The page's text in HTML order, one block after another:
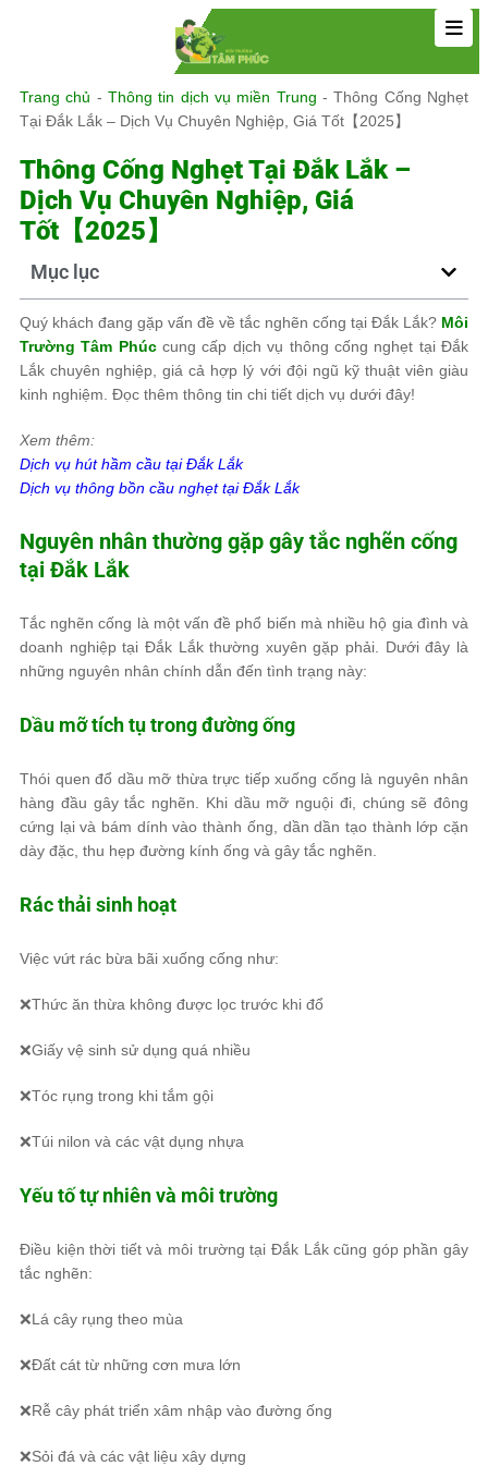
Trang chủ -Thông tin dịch vụ miền Trung -Thông Cống Nghẹt
Tại Đắk Lắk – Dịch Vụ Chuyên Nghiệp, Giá Tốt【2025】
Thông Cống Nghẹt Tại Đắk Lắk –
Dịch Vụ Chuyên Nghiệp, Giá
Tốt【2025】
Mục lục
Quý khách đang gặp vấn đề về tắc nghẽn cống tại Đắk Lắk? Môi
Trường Tâm Phúccung cấp dịch vụ thông cống nghẹt tại Đắk
Lắk chuyên nghiệp, giá cả hợp lý với đội ngũ kỹ thuật viên giàu
kinh nghiệm. Đọc thêm thông tin chi tiết dịch vụ dưới đây!
Xem thêm:
Dịch vụ hút hầm cầu tạiĐắk Lắk
Dịch vụ thông bồn cầu nghẹt tạiĐắk Lắk
Nguyên nhân thường gặp gây tắc nghẽn cống
tại Đắk Lắk
Tắc nghẽn cống là một vấn đề phổ biến mà nhiều hộ gia đình và
doanh nghiệp tại Đắk Lắk thường xuyên gặp phải. Dưới đây là
những nguyên nhân chính dẫn đến tình trạng này:
Dầu mỡ tích tụ trong đường ống
Thói quen đổ dầu mỡ thừa trực tiếp xuống cống là nguyên nhân
hàng đầu gây tắc nghẽn. Khi dầu mỡ nguội đi, chúng sẽ đông
cứng lại và bám dính vào thành ống, dần dần tạo thành lớp cặn
dày đặc, thu hẹp đường kính ống và gây tắc nghẽn.
Rác thải sinh hoạt
Việc vứt rác bừa bãi xuống cống như:
❌Thức ăn thừa không được lọc trước khi đổ
❌Giấy vệ sinh sử dụng quá nhiều
❌Tóc rụng trong khi tắm gội
❌Túi nilon và các vật dụng nhựa
Yếu tố tự nhiên và môi trường
Điều kiện thời tiết và môi trường tại Đắk Lắk cũng góp phần gây
tắc nghẽn:
❌Lá cây rụng theo mùa
❌Đất cát từ những cơn mưa lớn
❌Rễ cây phát triển xâm nhập vào đường ống
❌Sỏi đá và các vật liệu xây dựng